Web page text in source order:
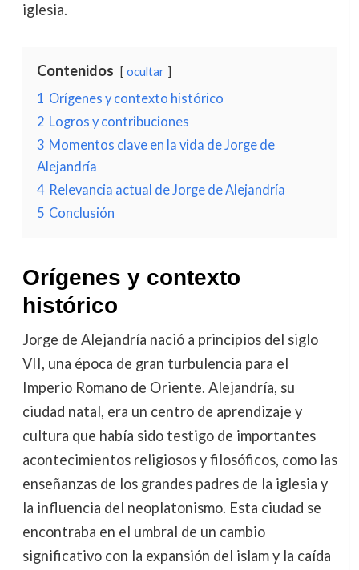
iglesia.
Contenidos ocultar
1 Orígenes y contexto histórico
2 Logros y contribuciones
3 Momentos clave en la vida de Jorge de
Alejandría
4 Relevancia actual de Jorge de Alejandría
5 Conclusión
Orígenes y contexto
histórico
Jorge de Alejandría nació a principios del siglo
VII, una época de gran turbulencia para el
Imperio Romano de Oriente. Alejandría, su
ciudad natal, era un centro de aprendizaje y
cultura que había sido testigo de importantes
acontecimientos religiosos y filosóficos, como las
enseñanzas de los grandes padres de la iglesia y
la influencia del neoplatonismo. Esta ciudad se
encontraba en el umbral de un cambio
significativo con la expansión del islam y la caída